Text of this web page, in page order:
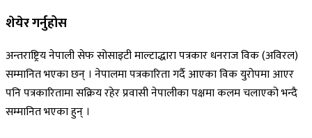
शेयेर गर्नुहोस
अन्तराष्ट्रिय नेपाली सेफ सोसाइटी माल्टाद्धारा पत्रकार धनराज विक (अविरल)
सम्मानित भएका छन् । नेपालमा पत्रकारिता गर्दै आएका विक युरोपमा आएर
पनि पत्रकारितामा सक्रिय रहेर प्रवासी नेपालीका पक्षमा कलम चलाएको भन्दै
सम्मानित भएका हुन् ।